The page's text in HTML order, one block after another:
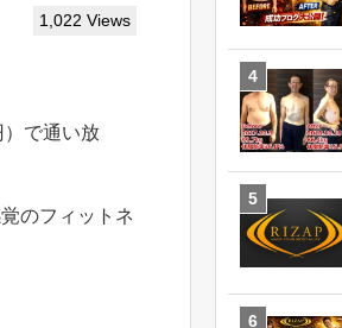
1,022 Views
で通い放
のフィットネ